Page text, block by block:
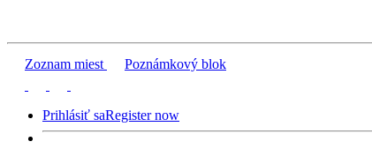
Zoznam miest Poznámkový blok
Prihlásiť saRegister now